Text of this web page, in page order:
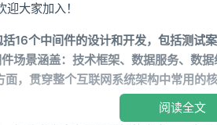
迎大家加入！
16个中间件的设计和开发，包括测试
场景涵盖：技术框架、数据服务、数
面，贯穿整个互联网系统架构中常用的
阅读全文